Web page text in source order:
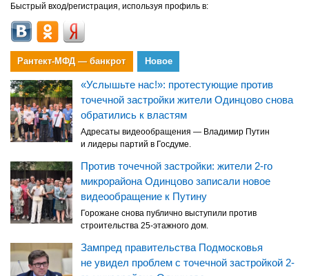
Быстрый вход/регистрация, используя профиль в:
Рантект-МФД — банкрот Новое
«Услышьте нас!»: протестующие против
точечной застройки жители Одинцово снова
обратились к властям
Адресаты видеообращения — Владимир Путин
и лидеры партий в Госдуме.
Против точечной застройки: жители 2-го
микрорайона Одинцово записали новое
видеообращение к Путину
Горожане снова публично выступили против
строительства 25-этажного дом.
Зампред правительства Подмосковья
не увидел проблем с точечной застройкой 2-